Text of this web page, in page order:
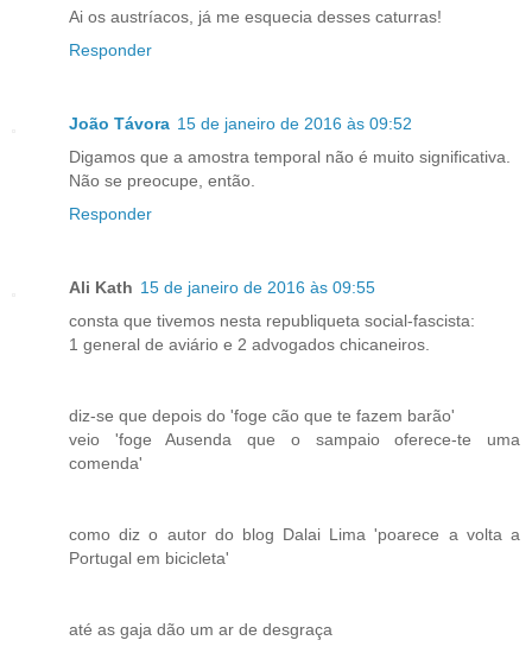
Ai os austríacos, já me esquecia desses caturras!
Responder
João Távora 15 de janeiro de 2016 às 09:52
Digamos que a amostra temporal não é muito significativa.
Não se preocupe, então.
Responder
Ali Kath 15 de janeiro de 2016 às 09:55
consta que tivemos nesta republiqueta social-fascista:
1 general de aviário e 2 advogados chicaneiros.
diz-se que depois do 'foge cão que te fazem barão'
veio 'foge Ausenda que o sampaio oferece-te uma
comenda'
como diz o autor do blog Dalai Lima 'poarece a volta a
Portugal em bicicleta'
até as gaja dão um ar de desgraça